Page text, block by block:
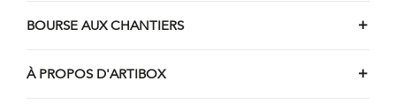
BOURSE AUX CHANTIERS
À PROPOS D'ARTIBOX